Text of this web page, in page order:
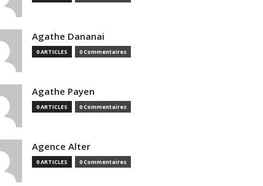
Agathe Dananai
0 ARTICLES 0 Commentaires
Agathe Payen
0 ARTICLES 0 Commentaires
Agence Alter
0 ARTICLES 0 Commentaires